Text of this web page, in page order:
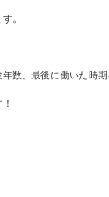
。
数、最後に働いた時